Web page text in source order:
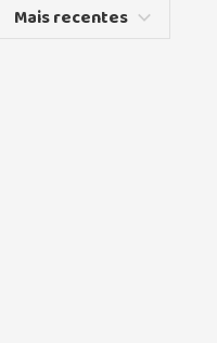
Mais recentes